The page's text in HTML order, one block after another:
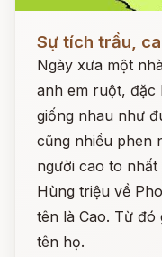
Sự tích trầu,
Ngày xưa một
anh em ruột, đặc
giống nhau như
cũng nhiều phen
người cao to
Hùng triệu về
tên là Cao. Từ đó
tên họ.